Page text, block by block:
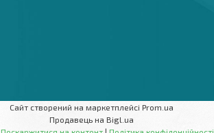
Сайт створений на маркетплейсі Prom.ua
Продавець на Bigl.ua